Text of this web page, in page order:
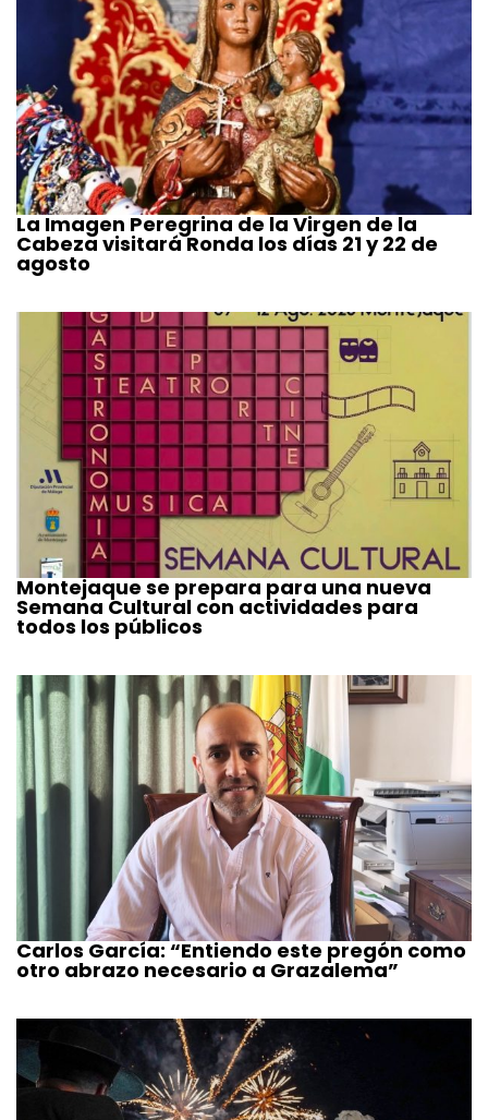
La Imagen Peregrina de la Virgen de la
Cabeza visitará Ronda los días 21 y 22 de
agosto
Montejaque se prepara para una nueva
Semana Cultural con actividades para
todos los públicos
Carlos García: “Entiendo este pregón como
otro abrazo necesario a Grazalema”